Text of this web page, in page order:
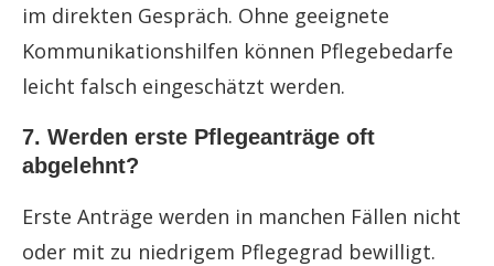
im direkten Gespräch. Ohne geeignete
Kommunikationshilfen können Pflegebedarfe
leicht falsch eingeschätzt werden.
7. Werden erste Pflegeanträge oft
abgelehnt?
Erste Anträge werden in manchen Fällen nicht
oder mit zu niedrigem Pflegegrad bewilligt.